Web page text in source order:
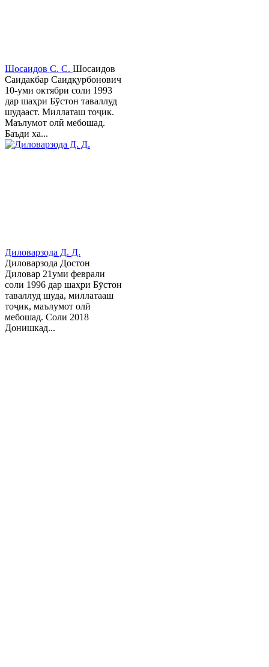
Шосаидов С. С. Шосаидов
Саидакбар Саидқурбонович
10-уми октябри соли 1993
дар шаҳри Бўстон таваллуд
шудааст. Миллаташ тоҷик.
Маълумот олӣ мебошад.
Баъди ха...
Диловарзода Д. Д.
Диловарзода Достон
Диловар 21уми феврали
соли 1996 дар шаҳри Бӯстон
таваллуд шуда, миллатааш
тоҷик, маълумот олӣ
мебошад. Соли 2018
Донишкад...